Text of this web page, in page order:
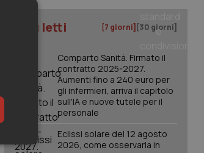
I più letti [7 giorni] [30 giorni]
Comparto Sanità. Firmato il
contratto 2025-2027.
Aumenti fino a 240 euro per
gli infermieri, arriva il capitolo
sull'IA e nuove tutele per il
personale
Eclissi solare del 12 agosto
2026, come osservarla in